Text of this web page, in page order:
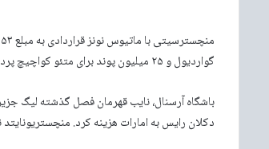
گواردیول و ۲۵ میلیون پوند برای متئو کواچیچ پرداخت کرده بودند.
دکلان رایس به امارات هزینه کرد. منچستریونایتد نیز ۷۲ میلیون پوند برای راسموس هویلوند